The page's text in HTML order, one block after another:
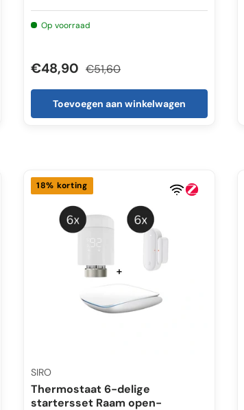
Op voorraad
€48,90 €51,60
Toevoegen aan winkelwagen
18% korting
SIRO
Thermostaat 6-delige
startersset Raam open-